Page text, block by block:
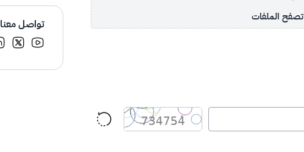
تصفح الملفات
تواصل معنا